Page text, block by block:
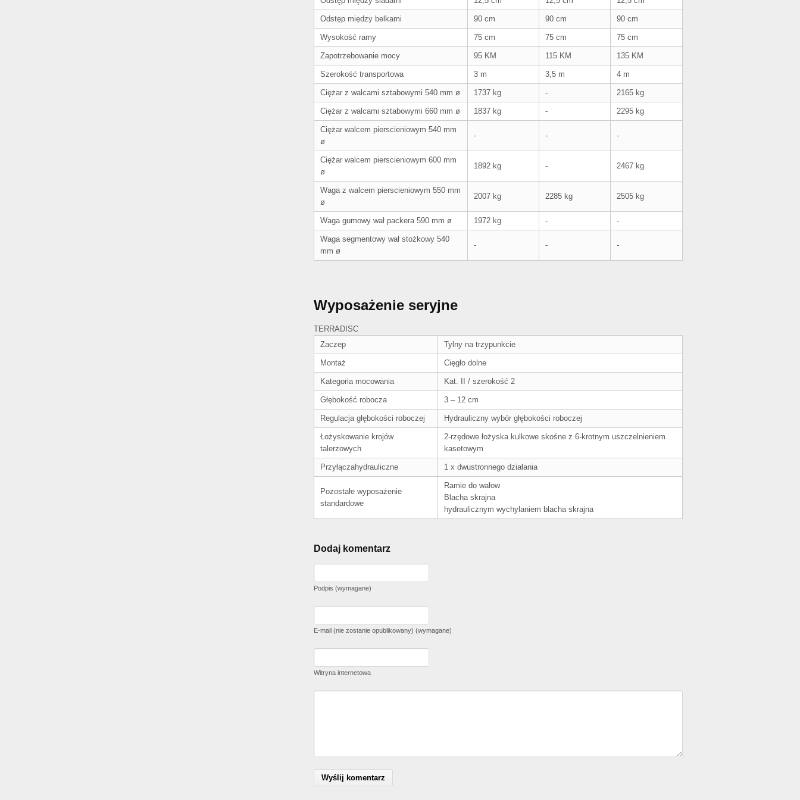
Odstęp między belkami 90 cm 90 cm 90 cm
Wysokość ramy 75 cm 75 cm 75 cm
Zapotrzebowanie mocy 95 KM 115 KM 135 KM
Szerokość transportowa 3 m 3,5 m 4 m
Ciężar z walcami sztabowymi 540 mm ø 1737 kg - 2165 kg
Ciężar z walcami sztabowymi 660 mm ø 1837 kg - 2295 kg
Ciężar walcem pierscieniowym 540 mm
ø
- - -
Ciężar walcem pierscieniowym 600 mm
ø
1892 kg - 2467 kg
Waga z walcem pierscieniowym 550 mm
ø
2007 kg 2285 kg 2505 kg
Waga gumowy wał packera 590 mm ø 1972 kg - -
Waga segmentowy wał stożkowy 540
mm ø
- - -
Wyposażenie seryjne
TERRADISC
Zaczep
Tylny na trzypunkcie
Montaż Cięgło dolne
Kategoria mocowania Kat. II / szerokość 2
Głębokość robocza 3 – 12 cm
Regulacja głębokości roboczej Hydrauliczny wybór głębokości roboczej
Łożyskowanie krojów
talerzowych
2-rzędowe łożyska kulkowe skośne z 6-krotnym uszczelnieniem
kasetowym
Przyłączahydrauliczne 1 x dwustronnego działania
Pozostałe wyposażenie
standardowe
Ramie do wałow
Blacha skrajna
hydraulicznym wychylaniem blacha skrajna
Dodaj komentarz
Podpis (wymagane)
E-mail (nie zostanie opublikowany) (wymagane)
Witryna internetowa